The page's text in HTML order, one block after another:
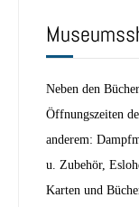
Neben den
Öffnungszeiten
anderem:
u. Zubehör,
Karten und